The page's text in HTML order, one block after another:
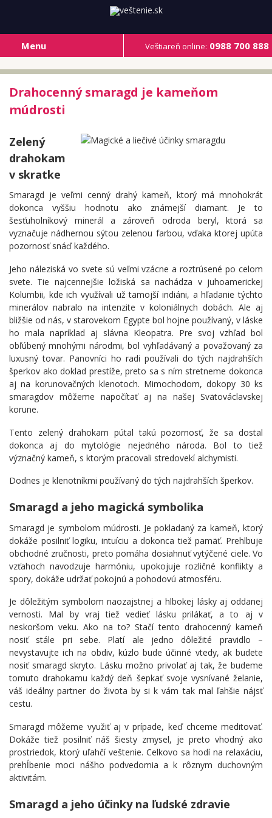
Veštiareň online: 0988 700 888
Menu
Drahocenný smaragd je kameňom
múdrosti
Zelený
drahokam
v skratke
Smaragd je veľmi cenný drahý kameň, ktorý má mnohokrát
dokonca vyššiu hodnotu ako známejší diamant. Je to
šesťuholníkový minerál a zároveň odroda beryl, ktorá sa
vyznačuje nádhernou sýtou zelenou farbou, vďaka ktorej upúta
pozornosť snáď každého.
Jeho náleziská vo svete sú veľmi vzácne a roztrúsené po celom
svete. Tie najcennejšie ložiská sa nachádza v juhoamerickej
Kolumbii, kde ich využívali už tamojší indiáni, a hľadanie týchto
minerálov nabralo na intenzite v koloniálnych dobách. Ale aj
bližšie od nás, v starovekom Egypte bol hojne používaný, v láske
ho mala napríklad aj slávna Kleopatra. Pre svoj vzhľad bol
obľúbený mnohými národmi, bol vyhľadávaný a považovaný za
luxusný tovar. Panovníci ho radi používali do tých najdrahších
šperkov ako doklad prestíže, preto sa s ním stretneme dokonca
aj na korunovačných klenotoch. Mimochodom, dokopy 30 ks
smaragdov môžeme napočítať aj na našej Svätováclavskej
korune.
Tento zelený drahokam pútal takú pozornosť, že sa dostal
dokonca aj do mytológie nejedného národa. Bol to tiež
význačný kameň, s ktorým pracovali stredovekí alchymisti.
Dodnes je klenotníkmi používaný do tých najdrahších šperkov.
Smaragd a jeho magická symbolika
Smaragd je symbolom múdrosti. Je pokladaný za kameň, ktorý
dokáže posilniť logiku, intuíciu a dokonca tiež pamäť. Prehlbuje
obchodné zručnosti, preto pomáha dosiahnuť vytýčené ciele. Vo
vzťahoch navodzuje harmóniu, upokojuje rozličné konflikty a
spory, dokáže udržať pokojnú a pohodovú atmosféru.
Je dôležitým symbolom naozajstnej a hlbokej lásky aj oddanej
vernosti. Mal by vraj tiež vedieť lásku prilákať, a to aj v
neskoršom veku. Ako na to? Stačí tento drahocenný kameň
nosiť stále pri sebe. Platí ale jedno dôležité pravidlo –
nevystavujte ich na obdiv, kúzlo bude účinné vtedy, ak budete
nosiť smaragd skryto. Lásku možno privolať aj tak, že budeme
tomuto drahokamu každý deň šepkať svoje vysnívané želanie,
váš ideálny partner do života by si k vám tak mal ľahšie nájsť
cestu.
Smaragd môžeme využiť aj v prípade, keď chceme meditovať.
Dokáže tiež posilniť náš šiesty zmysel, je preto vhodný ako
prostriedok, ktorý uľahčí veštenie. Celkovo sa hodí na relaxáciu,
prehĺbenie moci nášho podvedomia a k rôznym duchovným
aktivitám.
Smaragd a jeho účinky na ľudské zdravie